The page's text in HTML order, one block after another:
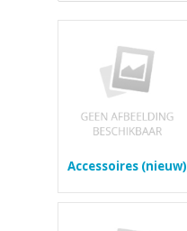
Accessoires (nieuw)